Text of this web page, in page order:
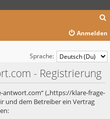
c
Anmelden
Sprache:
- Registrierung
antwort.com“ („https://klare-frage-
und dem Betreiber ein Vertrag